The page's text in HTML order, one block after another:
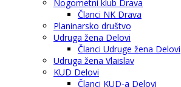
Nogometni klub Drava
Članci NK Drava
Planinarsko društvo
Udruga žena Delovi
Članci Udruge žena Delovi
Udruga žena Vlaislav
KUD Delovi
Članci KUD-a Delovi